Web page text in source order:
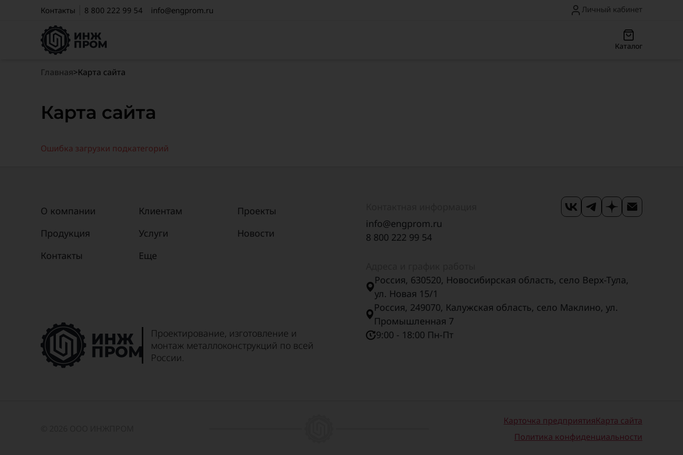
Контакты 8 800 222 99 54 info@engprom.ru Личный кабинет
Каталог
Главная>Карта сайта
Карта сайта
Ошибка загрузки подкатегорий
О компании Клиентам
Проекты
Продукция
Услуги
Новости
Контакты
Еще
Проектирование, изготовление и
монтаж металлоконструкций по всей
России.
info@engprom.ru
8 800 222 99 54
Россия, 630520, Новосибирская область, село Верх-Тула,
ул. Новая 15/1
Россия, 249070, Калужская область, село Маклино, ул.
Промышленная 7
9:00 - 18:00 Пн-Пт
Карточка предприятияКарта сайта
Политика конфиденциальности